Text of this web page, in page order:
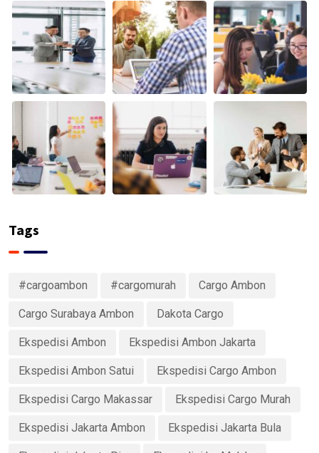
Tags
#cargoambon #cargomurah Cargo Ambon
Cargo Surabaya Ambon Dakota Cargo
Ekspedisi Ambon Ekspedisi Ambon Jakarta
Ekspedisi Ambon Satui Ekspedisi Cargo Ambon
Ekspedisi Cargo Makassar Ekspedisi Cargo Murah
Ekspedisi Jakarta Ambon Ekspedisi Jakarta Bula